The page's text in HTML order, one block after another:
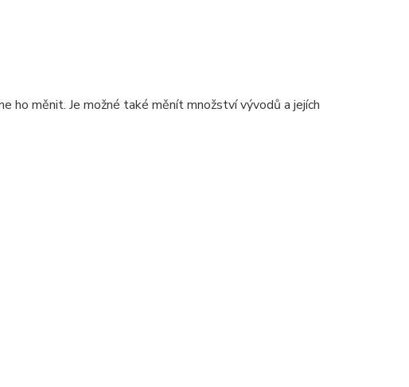
ho měnit. Je možné také měnít množství vývodů a jejích